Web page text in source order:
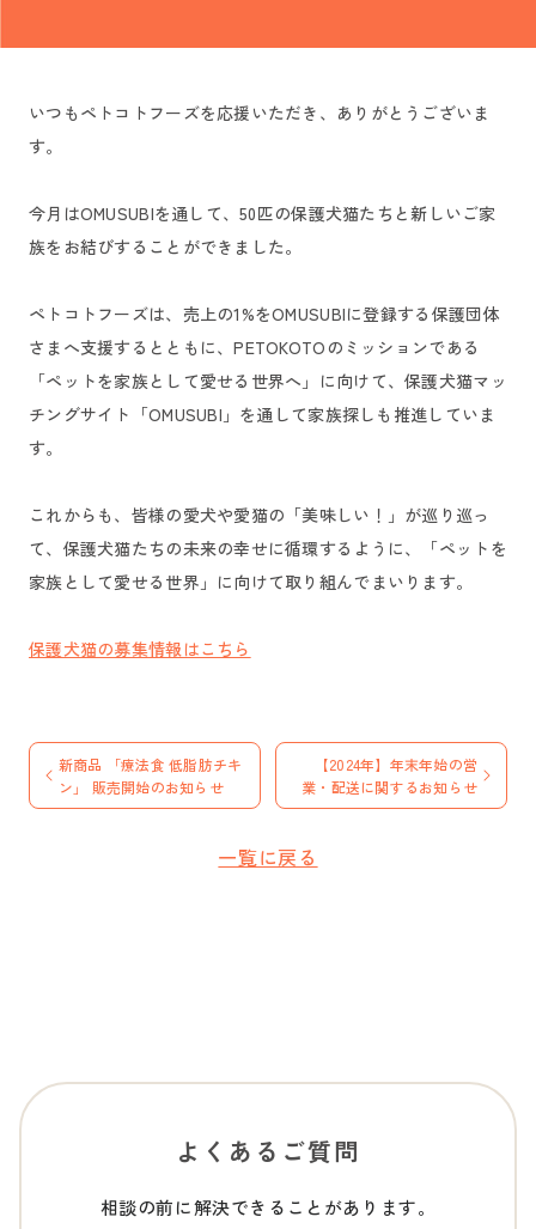
いつもペトコトフーズを応援いただき、ありがとうございま
す。
今月はOMUSUBIを通して、50匹の保護犬猫たちと新しいご家
族をお結びすることができました。
ペトコトフーズは、売上の1%をOMUSUBIに登録する保護団体
さまへ支援するとともに、PETOKOTOのミッションである
「ペットを家族として愛せる世界へ」に向けて、保護犬猫マッ
チングサイト「OMUSUBI」を通して家族探しも推進していま
す。
これからも、皆様の愛犬や愛猫の「美味しい！」が巡り巡っ
て、保護犬猫たちの未来の幸せに循環するように、「ペットを
家族として愛せる世界」に向けて取り組んでまいります。
保護犬猫の募集情報はこちら
新商品 「療法食 低脂肪チキ
ン」 販売開始のお知らせ
一覧に戻る
【2024年】年末年始の営
業・配送に関するお知らせ
よくあるご質問
相談の前に解決できることがあります。